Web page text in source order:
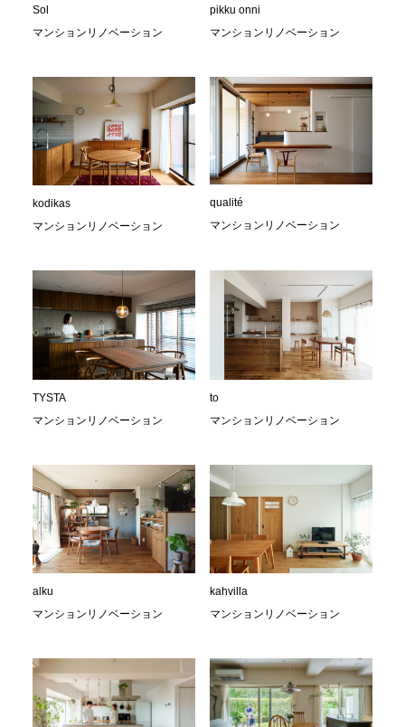
Sol
マンションリノベーション
pikku onni
マンションリノベーション
kodikas
マンションリノベーション
qualité
マンションリノベーション
TYSTA
マンションリノベーション
to
マンションリノベーション
alku
マンションリノベーション
kahvilla
マンションリノベーション